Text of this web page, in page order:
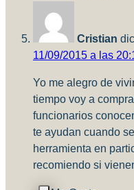
Cristian
11/09/2015 a las
Yo me alegro de
tiempo voy a
funcionarios
te ayudan cuando
herramienta en
recomiendo si